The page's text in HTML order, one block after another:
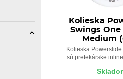
Kolieska
Swings One
Medium
Kolieska
sú pretekárske